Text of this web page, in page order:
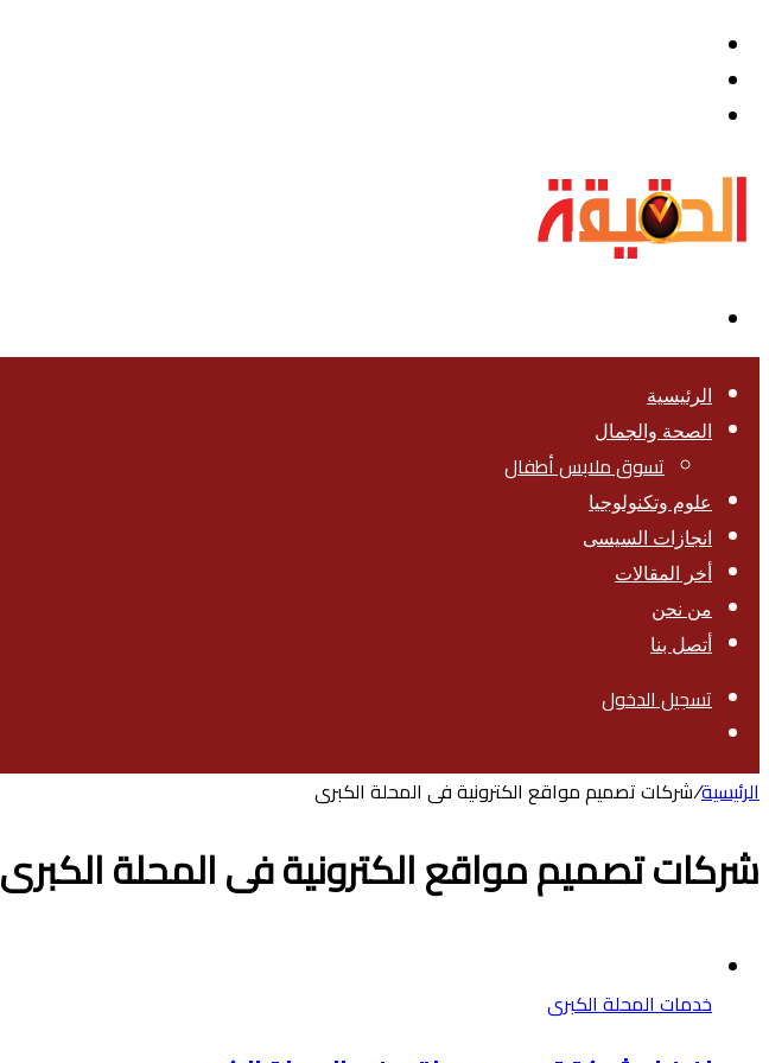
المظلم
الرئيسية
الصحة والجمال
تسوق ملابس أطفال
علوم وتكنولوجيا
انجازات السيسى
أخر المقالات
من نحن
أتصل بنا
تسجيل الدخول
عن
الرئيسية/شركات تصميم مواقع الكترونية فى المحلة الكبرى
شركات تصميم مواقع الكترونية فى المحلة الكبرى
خدمات المحلة الكبرى